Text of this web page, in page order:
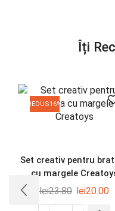
Îți
REDUS16%
Set creativ pentru
cu margele
lei23.80 lei20.00